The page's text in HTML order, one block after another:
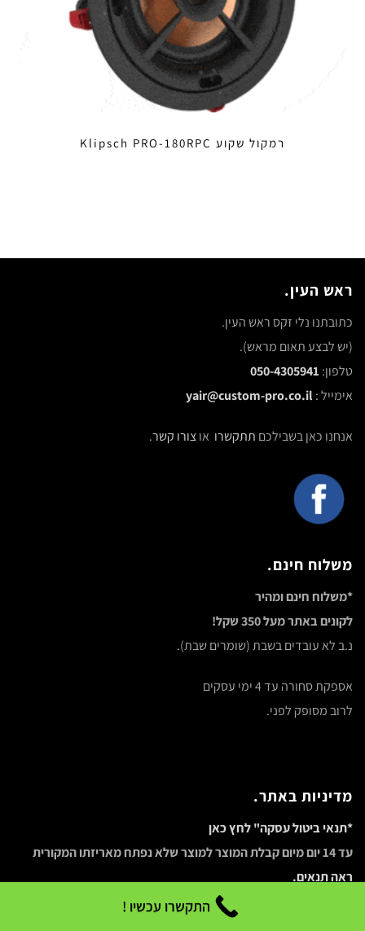
רמקול שקוע Klipsch PRO-180RPC
ראש העין.
כתובתנו נלי זקס ראש העין.
(יש לבצע תאום מראש).
טלפון: 050-4305941
אימייל :yair@custom-pro.co.il
אנחנו כאן בשבילכם תתקשרו אוצורו קשר.
משלוח חינם.
*משלוח חינם ומהיר
לקונים באתר מעל 350 שקל!
נ.ב לא עובדים בשבת (שומרים שבת).
אספקת סחורה עד 4 ימי עסקים
לרוב מסופק לפני.
מדיניות באתר.
*תנאי ביטול עסקה" לחץ כאן
עד 14 יום מיום קבלת המוצר למוצר שלא נפתח מאריזתו המקורית
ראה תנאים.
**דמי משלוח יחויבו באופן מלא ב"ביטול עסקה כאשר המוצר נשלח.
התקשרו עכשיו !